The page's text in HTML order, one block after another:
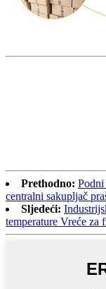
Prethodno: Podni
centralni sakupljač
Sljedeći:
temperature Vreće za